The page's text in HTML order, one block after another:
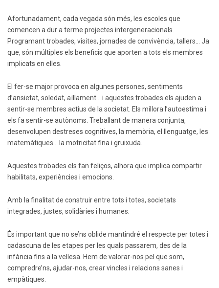
Afortunadament, cada vegada són més, les escoles que
comencen a dur a terme projectes intergeneracionals.
Programant trobades, visites, jornades de convivència, tallers… Ja
que, són múltiples els beneficis que aporten a tots els membres
implicats en elles.
El fer-se major provoca en algunes persones, sentiments
d’ansietat, soledat, aïllament… i aquestes trobades els ajuden a
sentir-se membres actius de la societat. Els millora l’autoestima i
els fa sentir-se autònoms. Treballant de manera conjunta,
desenvolupen destreses cognitives, la memòria, el llenguatge, les
matemàtiques… la motricitat fina i gruixuda.
Aquestes trobades els fan feliços, alhora que implica compartir
habilitats, experiències i emocions.
Amb la finalitat de construir entre tots i totes, societats
integrades, justes, solidàries i humanes.
És important que no se’ns oblide mantindré el respecte per totes i
cadascuna de les etapes per les quals passarem, des de la
infància fins a la vellesa. Hem de valorar-nos pel que som,
compredre’ns, ajudar-nos, crear vincles i relacions sanes i
empàtiques.